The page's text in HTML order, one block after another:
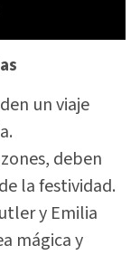
un viaje
deben
la festividad.
y Emilia
mágica y